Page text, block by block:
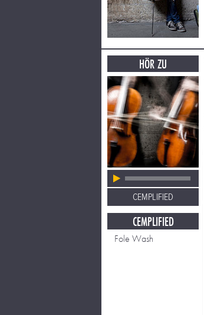
HÖR ZU
CEMPLIFIED
CEMPLIFIED
Fole Wash